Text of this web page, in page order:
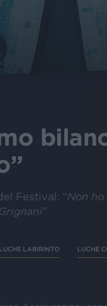
Festival: “Non
”
LUCHÉ LABIRINTO LUCHÈ